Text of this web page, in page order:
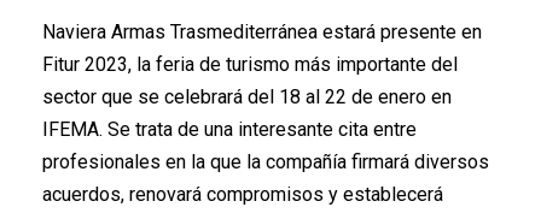
Naviera Armas Trasmediterránea estará presente en
Fitur 2023, la feria de turismo más importante del
sector que se celebrará del 18 al 22 de enero en
IFEMA. Se trata de una interesante cita entre
profesionales en la que la compañía firmará diversos
acuerdos, renovará compromisos y establecerá